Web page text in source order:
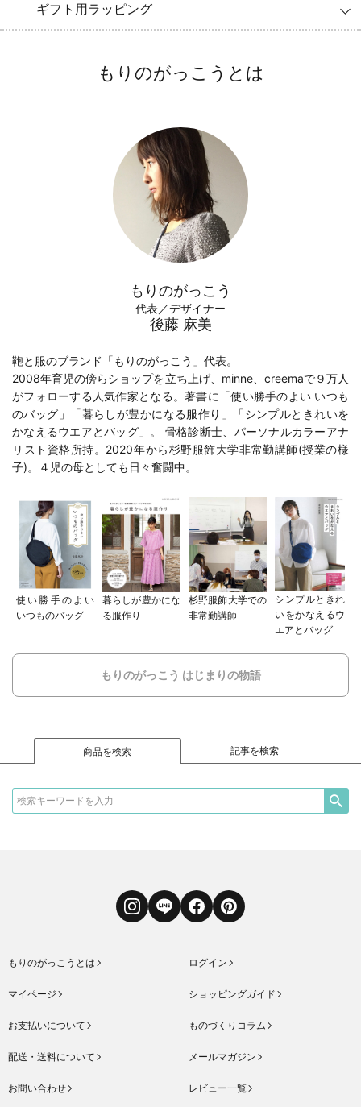
ギフト用ラッピング
もりのがっこうとは
もりのがっこう
代表／デザイナー
後藤 麻美
鞄と服のブランド「もりのがっこう」代表。
2008年育児の傍らショップを立ち上げ、minne、creemaで９万人
がフォローする人気作家となる。著書に「使い勝手のよい いつも
のバッグ 」「暮らしが豊かになる服作り 」「シンプルときれいを
かなえるウエアとバッグ 」。 骨格診断士、パーソナルカラーアナ
リスト資格所持。2020年から杉野服飾大学非常勤講師(授業の様
子)。４児の母としても日々奮闘中。
使い勝手のよい
いつものバッグ
暮らしが豊かにな
る服作り
杉野服飾大学での
非常勤講師
シンプルときれ
いをかなえるウ
エアとバッグ
もりのがっこう はじまりの物語
商品を検索 記事を検索
InstagramLINE FacebookPinterest
もりのがっこうとは ログイン
マイページ ショッピングガイド
お支払いについて ものづくりコラム
配送・送料について メールマガジン
お問い合わせ レビュー一覧